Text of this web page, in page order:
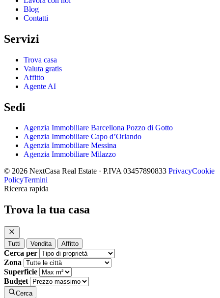
Blog
Contatti
Servizi
Trova casa
Valuta gratis
Affitto
Agente AI
Sedi
Agenzia Immobiliare Barcellona Pozzo di Gotto
Agenzia Immobiliare Capo d’Orlando
Agenzia Immobiliare Messina
Agenzia Immobiliare Milazzo
© 2026 NextCasa Real Estate · P.IVA 03457890833 PrivacyCookie
PolicyTermini
Ricerca rapida
Trova la tua casa
Tutti Vendita Affitto
Cerca per
Zona
Superficie
Budget
Cerca